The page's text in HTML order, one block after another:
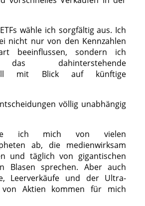
wähle ich sorgfältig aus. Ich
nicht nur von den Kennzahlen
beeinflussen, sondern ich
dahinterstehende
mit Blick auf künftige
völlig unabhängig
ich mich von vielen
ab, die medienwirksam
und täglich von gigantischen
Blasen sprechen. Aber auch
Leerverkäufe und der Ultra-
von Aktien kommen für mich